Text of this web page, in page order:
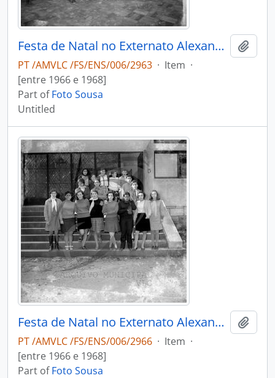
Festa de Natal no Externato Alexandre Herculano
PT /AMVLC /FS/ENS/006/2963 · Item ·
[entre 1966 e 1968]
Part ofFoto Sousa
Untitled
Festa de Natal no Externato Alexandre Herculano
PT /AMVLC /FS/ENS/006/2966 · Item ·
[entre 1966 e 1968]
Part ofFoto Sousa